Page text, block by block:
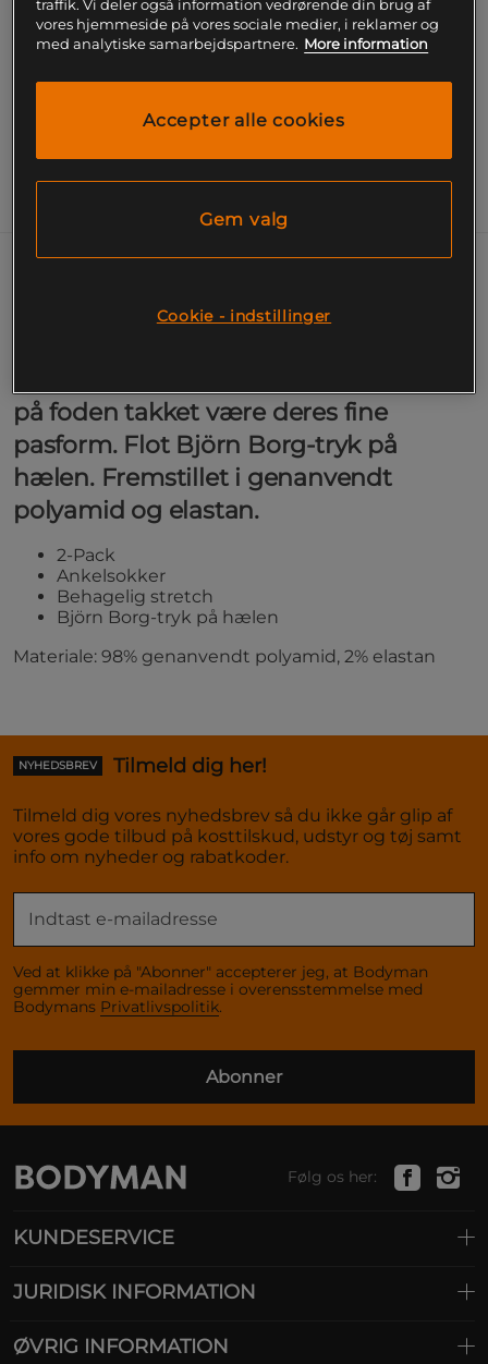
SKU #9999-1391-90011R | EAN7321465315946
2-Pack Performance Steps, Multipack –
Ankelstrømper fra Björn Borg i blød strækbar kvalitet.
Ankelsokker fra Björn Borg i behagelig
på foden takket være deres fine
pasform. Flot Björn Borg-tryk på
hælen. Fremstillet i genanvendt
polyamid og elastan.
2-Pack
Ankelsokker
Behagelig stretch
Björn Borg-tryk på hælen
Materiale: 98% genanvendt polyamid, 2% elastan
NYHEDSBREV Tilmeld dig her!
Tilmeld dig vores nyhedsbrev så du ikke går glip af
vores gode tilbud på kosttilskud, udstyr og tøj samt
info om nyheder og rabatkoder.
Ved at klikke på "Abonner" accepterer jeg, at Bodyman
gemmer min e-mailadresse i overensstemmelse med
Bodymans Privatlivspolitik.
Abonner
Følg os her:
KUNDESERVICE
JURIDISK INFORMATION
ØVRIG INFORMATION
traffik. Vi deler også information vedrørende din brug af
vores hjemmeside på vores sociale medier, i reklamer og
med analytiske samarbejdspartnere. More information
Accepter alle cookies
Gem valg
Cookie - indstillinger